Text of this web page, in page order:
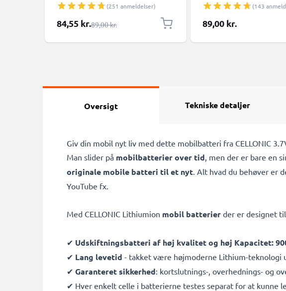
Smartphone opladerkabel 1.10m
2.5W 0.5A / 500mA
(251 anmeldelser)
Særlig pris
84,55 kr.Almindelig pris
89,00 kr.
8850 3.5mm Smartphone
opladerkabel 1.4m 2.5W
500mA
(143
89,00 kr.
Oversigt Tekniske detaljer
Giv din mobil nyt liv med dette mobilbatteri fra CELLONIC
Man slider på mobilbatterier over tid, men der er bare en
originale mobile batteri til et nyt. Alt hvad du behøver er
YouTube fx.
Med CELLONIC Lithiumion mobil batterier der er designet
✔ Udskiftningsbatteri af høj kvalitet og høj Kapacitet:
✔ Lang levetid - takket være højmoderne Lithium-teknologi
✔ Garanteret sikkerhed: kortslutnings-, overhednings- og
✔ Hver enkelt celle i batterierne testes separat for at kunne